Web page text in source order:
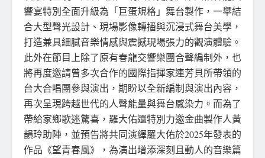
響宴特別全面升級為「巨蛋規格」舞台製作，一舉結
合大型聲光設計、現場影像轉播與沉浸式舞台美學，
打造兼具細膩音樂情感與震撼現場張力的觀演體驗。
此外在節目上除了原有春龍交響樂團合聲編制外，也
將再度邀請曾多次合作的國際指揮家連芳貝所帶領的
台大合唱團參與演出，期盼以全新編制與演出內容，
再次呈現跨越世代的人聲能量與舞台感染力。而為了
帶給家鄉歌迷驚喜，羅大佑還特別力邀金曲製作人黃
韻玲助陣，並預告將共同演繹羅大佑於2025年發表的
作品《望青春風》，為演出增添深刻且動人的音樂篇